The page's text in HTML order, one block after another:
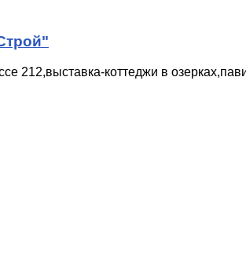
212,выставка-коттеджи в